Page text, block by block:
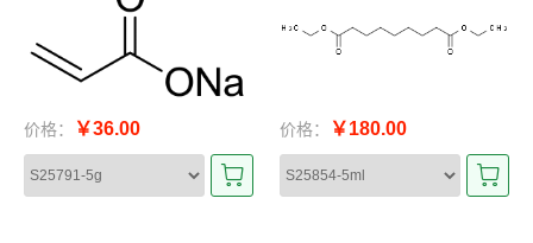
价格： ￥36.00 价格： ￥180.00